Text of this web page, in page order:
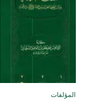
المؤلفات